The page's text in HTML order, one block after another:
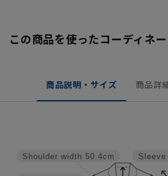
この商品を使ったコーディネ
商品説明・サイズ 商品詳
Sleeve
Shoulder width 50.4cm